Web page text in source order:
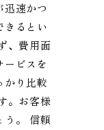
速かつ
きるとい
、費用面
ビスを
かり比較
。お客様
う。 信頼